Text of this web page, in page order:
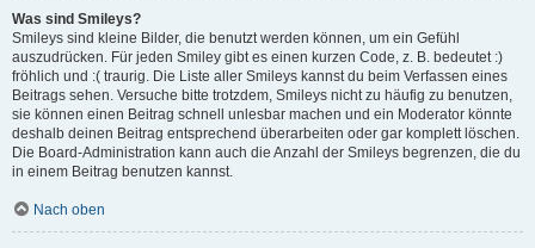
Was sind Smileys?
Smileys sind kleine Bilder, die benutzt werden können, um ein Gefühl
auszudrücken. Für jeden Smiley gibt es einen kurzen Code, z. B. bedeutet :)
fröhlich und :( traurig. Die Liste aller Smileys kannst du beim Verfassen eines
Beitrags sehen. Versuche bitte trotzdem, Smileys nicht zu häufig zu benutzen,
sie können einen Beitrag schnell unlesbar machen und ein Moderator könnte
deshalb deinen Beitrag entsprechend überarbeiten oder gar komplett löschen.
Die Board-Administration kann auch die Anzahl der Smileys begrenzen, die du
in einem Beitrag benutzen kannst.
Nach oben